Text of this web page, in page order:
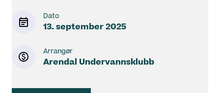
Dato
13. september 2025
Arrangør
Arendal Undervannsklubb